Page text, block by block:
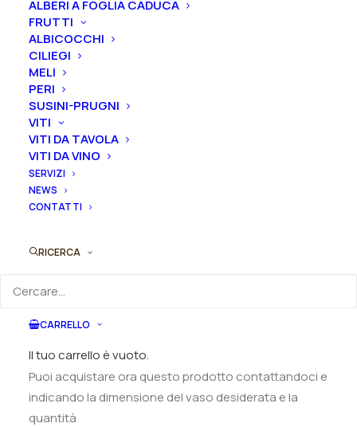
ALBERI A FOGLIA CADUCA
FRUTTI
ALBICOCCHI
CILIEGI
MELI
PERI
SUSINI-PRUGNI
VITI
VITI DA TAVOLA
VITI DA VINO
SERVIZI
NEWS
CONTATTI
RICERCA
CARRELLO
Il tuo carrello è vuoto.
rosso-arancio moderato, arricciate, leggera
fragranza. Altezza 86 cm.
Iris in vaso
mentre irizomidi
periodo che va
Iris
germanica
Chary"
quantità
Ordina subito questo prodotto!
Puoi acquistare ora questo prodotto contattandoci e
indicando la dimensione del vaso desiderata e la
quantità